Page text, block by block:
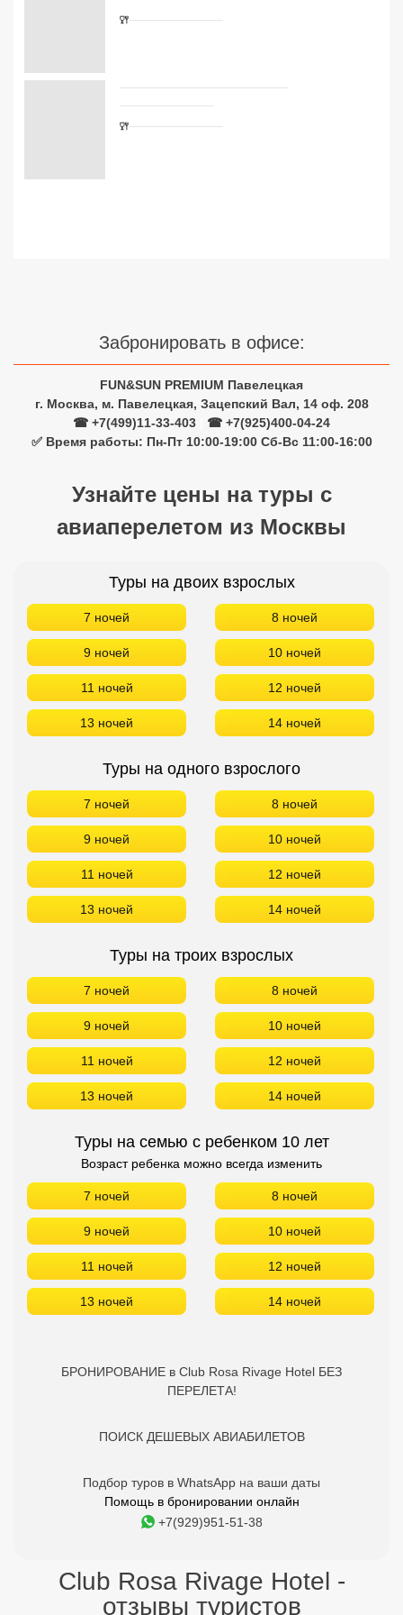
Забронировать в офисе:
FUN&SUN PREMIUM Павелецкая
г. Москва, м. Павелецкая, Зацепский Вал, 14 оф. 208
☎ +7(499)11-33-403
☎ +7(925)400-04-24
✅ Время работы: Пн-Пт 10:00-19:00 Сб-Вс 11:00-16:00
Узнайте цены на туры с
авиаперелетом из Москвы
Туры на двоих взрослых
7 ночей 8 ночей
9 ночей 10 ночей
11 ночей 12 ночей
13 ночей 14 ночей
Туры на одного взрослого
7 ночей 8 ночей
9 ночей 10 ночей
11 ночей 12 ночей
13 ночей 14 ночей
Туры на троих взрослых
7 ночей 8 ночей
9 ночей 10 ночей
11 ночей 12 ночей
13 ночей 14 ночей
Туры на семью с ребенком 10 лет
Возраст ребенка можно всегда изменить
7 ночей 8 ночей
9 ночей 10 ночей
11 ночей 12 ночей
13 ночей 14 ночей
БРОНИРОВАНИЕ в Club Rosa Rivage Hotel БЕЗ
ПЕРЕЛЕТА!
ПОИСК ДЕШЕВЫХ АВИАБИЛЕТОВ
Подбор туров в WhatsApp на ваши даты
Помощь в бронировании онлайн
+7(929)951-51-38
Club Rosa Rivage Hotel -
отзывы туристов
Сетевые отели Турции
Сетевые отели ОАЭ
Сетевые отели Таиланда
Сетевые отели Шри Ланки
Сетевые отели Сейшел
Сетевые отели Маврикия